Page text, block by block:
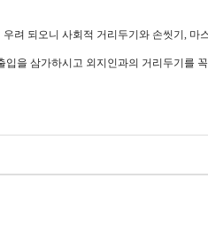
려 되오니 사회적 거리두기와 손씻기,
입을 삼가하시고 외지인과의 거리두기를